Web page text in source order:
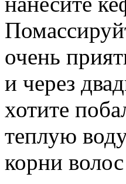
очень
и через
хотите
теплую
корни